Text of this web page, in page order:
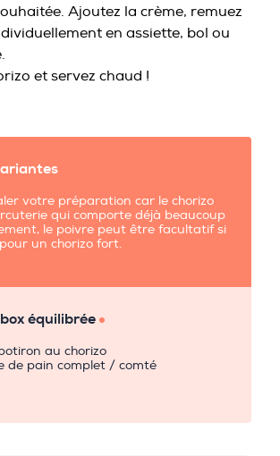
Ajoutez la crème, remuez
en assiette, bol ou
et servez chaud !
votre préparation car le chorizo
qui comporte déjà beaucoup
le poivre peut être facultatif si
un chorizo fort.
équilibrée
au chorizo
de pain complet / comté